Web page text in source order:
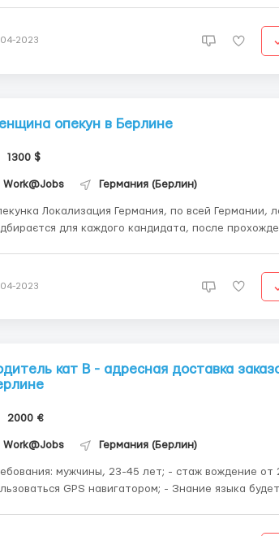
04-2023
опекун в Берлине
1300 $
Work@Jobs Германия (Берлин)
Германия, по всей Германии, локация
для каждого кандидата, после
статусу их легализационных документов). Заработн...
04-2023
кат В - адресная доставка
2000 €
Work@Jobs Германия (Берлин)
23-45 лет; - стаж вождение от 2х лет; - умение
GPS навигатором; - Знание языка будет преимуществом;